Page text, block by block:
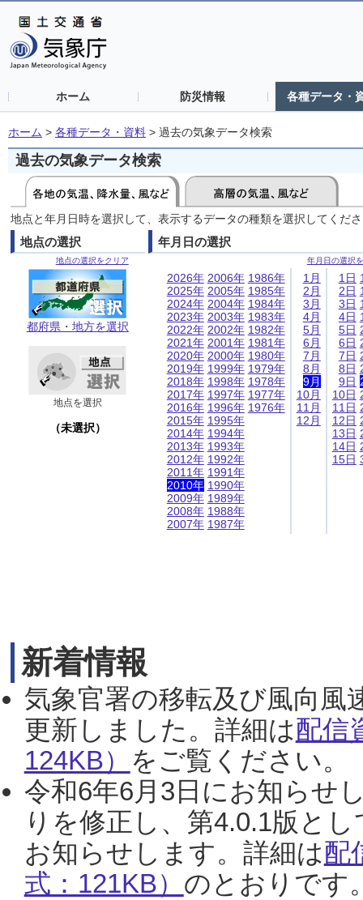
ホーム 防災情報 各種データ・
ホーム > 各種データ・資料 > 過去の気象データ検索
過去の気象データ検索
地点と年月日時を選択して、表示するデータの種類を選択してくだ
地点の選択
地点の選択をクリア
都府県・地方を選択
地点を選択
（未選択）
年月日の選択
年月日の選択
2026年
2025年
2024年
2023年
2022年
2021年
2020年
2019年
2018年
2017年
2016年
2015年
2014年
2013年
2012年
2011年
2010年
2009年
2008年
2007年
2006年
2005年
2004年
2003年
2002年
2001年
2000年
1999年
1998年
1997年
1996年
1995年
1994年
1993年
1992年
1991年
1990年
1989年
1988年
1987年
1986年
1985年
1984年
1983年
1982年
1981年
1980年
1979年
1978年
1977年
1976年
1月
2月
3月
4月
5月
6月
7月
8月
9月
10月
11月
12月
1日
2日
3日
4日
5日
6日
7日
8日
9日
10日
11日
12日
13日
14日
15日
新着情報
気象官署の移転及び風向風
更新しました。詳細は配信
124KB） をご覧ください。
令和6年6月3日にお知らせ
りを修正し、第4.0.1版と
お知らせします。詳細は配
式：121KB） のとおりです